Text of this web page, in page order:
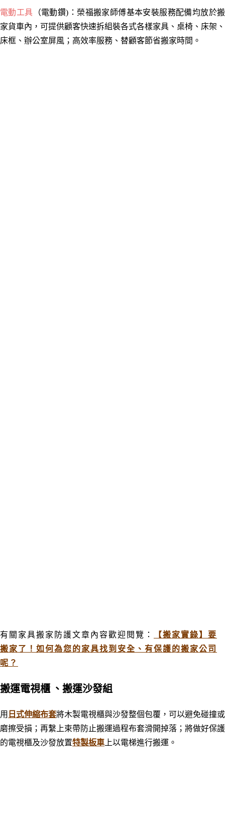
電動工具 （電動鑽) ： 榮福搬家師傅基本安裝服務配備均放於搬
家貨車內， 可提供顧客快速拆組裝各式各樣家具、桌椅 、床架 、
床框 、辦公室屏風； 高效率服務 、 替顧客節省搬家時間 。
有關家具搬家防護文章內容歡迎閱覽：
【搬家實錄】要
搬家了！如何為您的家具找到安全、有保護的搬家公司
呢？
搬運電視櫃 、搬運沙發組
用 日式伸縮布套將木製電視櫃與沙發整個包覆，可以避免碰撞或
磨擦受損；再繫上束帶防止搬運過程布套滑開掉落；將做好保護
的電視櫃及沙發放置特製板車 上以電梯進行搬運。